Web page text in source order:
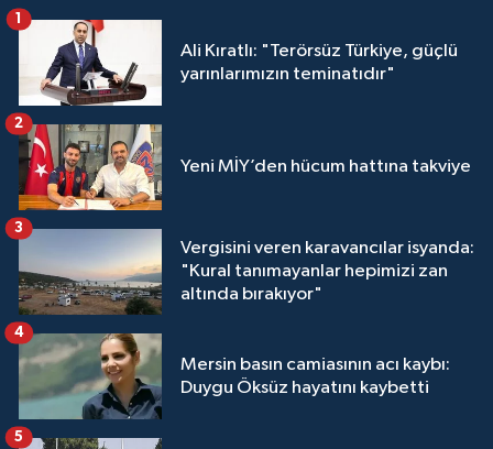
Ali Kıratlı: "Terörsüz Türkiye, güçlü
yarınlarımızın teminatıdır"
1
Yeni MİY’den hücum hattına takviye
2
Vergisini veren karavancılar isyanda:
"Kural tanımayanlar hepimizi zan
altında bırakıyor"
3
Mersin basın camiasının acı kaybı:
Duygu Öksüz hayatını kaybetti
4
5